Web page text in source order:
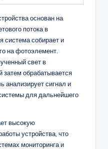
основан на
потока в
система собирает и
на фотоэлемент.
свет в
затем обрабатывается
сигнал и
для дальнейшего
высокую
устройства, что
мониторинга и